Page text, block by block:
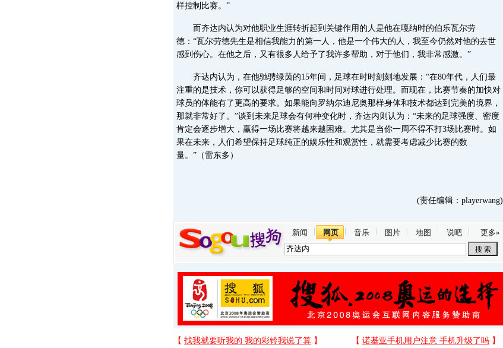
样控制比赛。”
而齐达内认为对他职业生涯转折起到关键作用的人是他在嘎纳时的伯乐瓦尔劳
德：“瓦尔劳德先生是相信我能力的第一人，他是一个伟大的人，我至今仍然对他的去世
感到伤心。在他之后，又有很多人给予了我许多帮助，对于他们，我非常感激。”
齐达内认为，在他驰骋绿茵的15年间，足球在时时刻刻地发展：“在80年代，人们最
注重的是技术，你可以获得足够的空间和时间对球进行处理。而现在，比赛节奏的加快对
球员的体能有了更高的要求。如果能向罗纳尔迪尼奥那样身体和技术都达到完美的境界，
那就非常好了。”谈到未来足球会有何种变化时，齐达内则认为：“未来的足球强度、密度
肯定会逐步增大，赢得一场比赛将越来越困难。尤其是当你一周不得不打3场比赛时。如
果在未来，人们希望保持足球纯正的娱乐性和观赏性，就需要考虑减少比赛的数
量。”（雷东多）
(责任编辑：playerwang)
新闻 网页 音乐 图片 地图 说吧 更多»